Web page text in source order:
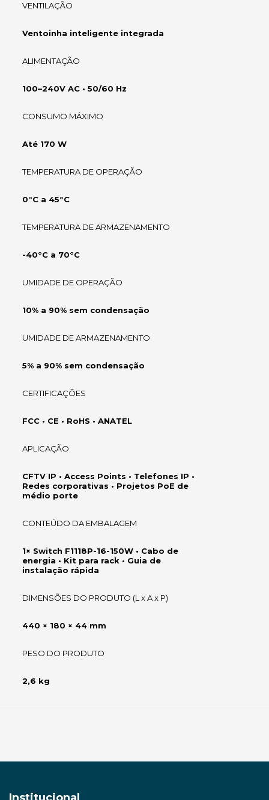
VENTILAÇÃO
Ventoinha inteligente integrada
ALIMENTAÇÃO
100–240V AC • 50/60 Hz
CONSUMO MÁXIMO
Até 170 W
TEMPERATURA DE OPERAÇÃO
0°C a 45°C
TEMPERATURA DE ARMAZENAMENTO
-40°C a 70°C
UMIDADE DE OPERAÇÃO
10% a 90% sem condensação
UMIDADE DE ARMAZENAMENTO
5% a 90% sem condensação
CERTIFICAÇÕES
FCC • CE • RoHS • ANATEL
APLICAÇÃO
CFTV IP • Access Points • Telefones IP •
Redes corporativas • Projetos PoE de
médio porte
CONTEÚDO DA EMBALAGEM
1× Switch F1118P-16-150W • Cabo de
energia • Kit para rack • Guia de
instalação rápida
DIMENSÕES DO PRODUTO (L x A x P)
440 × 180 × 44 mm
PESO DO PRODUTO
2,6 kg